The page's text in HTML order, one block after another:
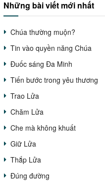
Những bài viết mới nhất
Chúa thường muộn?
Tin vào quyền năng Chúa
Đuốc sáng Đa Minh
Tiến bước trong yêu thương
Trao Lửa
Chăm Lửa
Che mà không khuất
Giữ Lửa
Thắp Lửa
Đúng đường